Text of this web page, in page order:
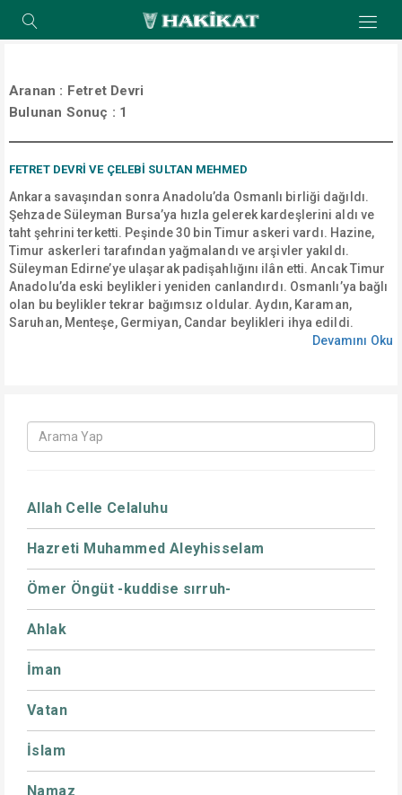
Aranan : Fetret Devri
Bulunan Sonuç : 1
FETRET DEVRI VE ÇELEBI SULTAN MEHMED
Ankara savaşından sonra Anadolu’da Osmanlı birliği
dağıldı. Şehzade Süleyman Bursa’ya hızla gelerek kardeşlerini
aldı ve taht şehrini terketti. Peşinde 30 bin Timur askeri vardı.
Hazine, Timur askerleri tarafından yağmalandı ve arşivler
yakıldı. Süleyman Edirne’ye ulaşarak padişahlığını ilân etti. Ancak
Timur Anadolu’da eski beylikleri yeniden canlandırdı.
Osmanlı’ya bağlı olan bu beylikler tekrar bağımsız oldular. Aydın,
Karaman, Saruhan, Menteşe, Germiyan, Candar beylikleri ihya
Devamını Oku
Allah Celle Celaluhu
Hazreti Muhammed Aleyhisselam
Ömer Öngüt -kuddise sırruh-
Ahlak
İman
Vatan
İslam
Namaz